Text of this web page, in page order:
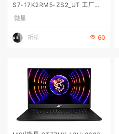
S7-17K2RM5-ZS2_UT 工厂恢
复
微星
折柳 60